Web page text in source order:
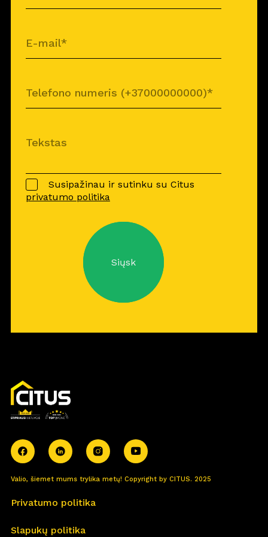
Susipažinau ir sutinku su Citus
privatumo politika
Siųsk
Valio, šiemet mums trylika metų! Copyright by CITUS. 2025
Privatumo politika
Slapukų politika